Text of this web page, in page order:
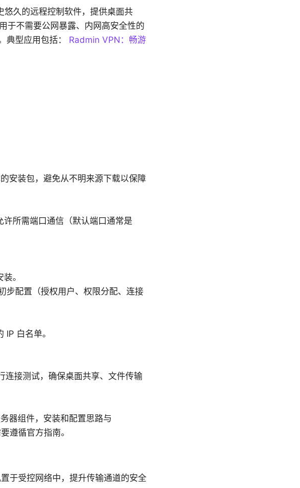
久的远程控制软件，提供桌面共
于不需要公网暴露、内网高安全性的
典型应用包括： Radmin VPN：畅游
安装包，避免从不明来源下载以保障
所需端口通信（默认端口通常是
。
配置（授权用户、权限分配、连接
白名单。
接测试，确保桌面共享、文件传输
器组件，安装和配置思路与
遵循官方指南。
于受控网络中，提升传输通道的安全